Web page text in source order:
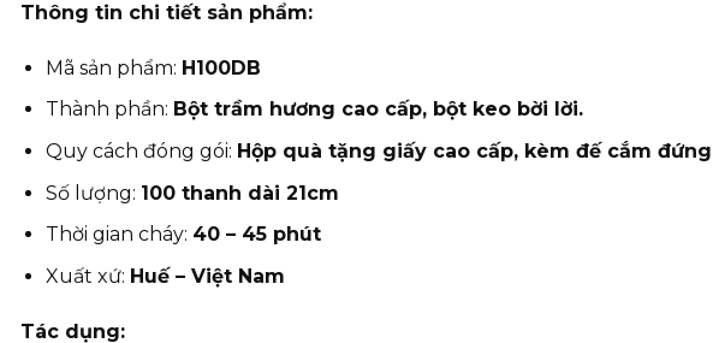
Thông tin chi tiết sản phẩm:
Mã sản phẩm: H100DB
Thành phần: Bột trầm hương cao cấp, bột keo bời lời.
Quy cách đóng gói: Hộp quà tặng giấy cao cấp, kèm đế cắm
Số lượng: 100 thanh dài 21cm
Thời gian cháy: 40 – 45 phút
Xuất xứ: Huế – Việt Nam
Tác dụng: